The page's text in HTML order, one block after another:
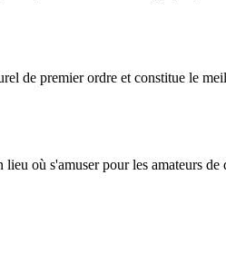
de premier ordre et constitue le
où s'amuser pour les amateurs